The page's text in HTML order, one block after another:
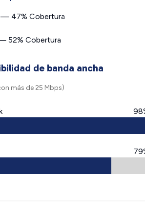
— 47% Cobertura
52% Cobertura
de banda ancha
más de 25 Mbps)